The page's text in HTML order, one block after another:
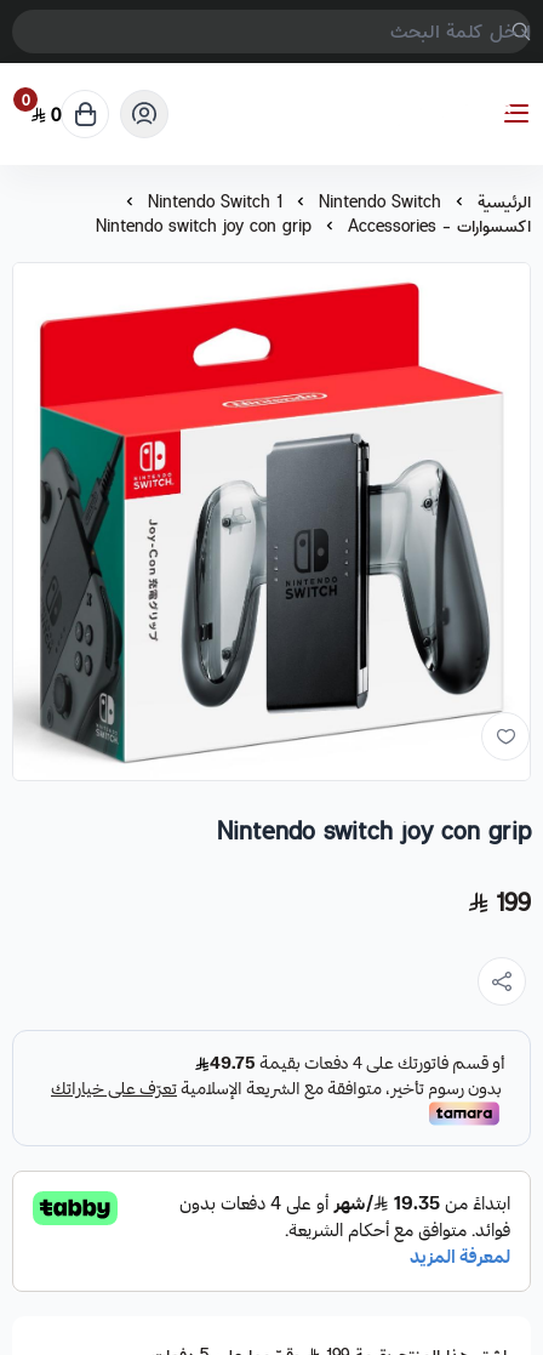
COMPTER GAMES
0 0
الرئيسية Nintendo Switch
Nintendo Switch 1
اكسسوارات - Accessories Nintendo switch joy con grip
Nintendo switch joy con grip
199